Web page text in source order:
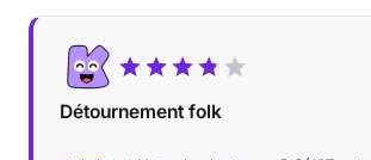
Détournement folk